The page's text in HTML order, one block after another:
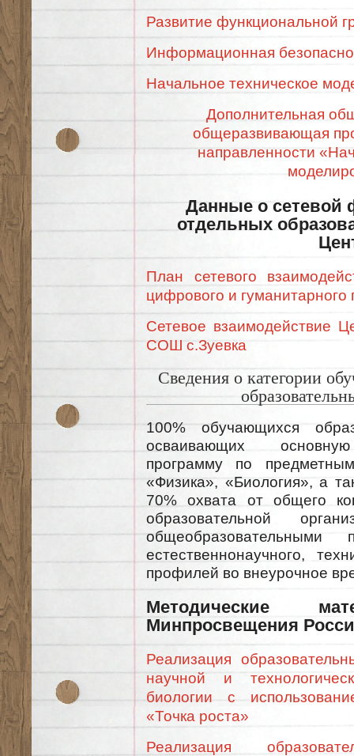
Развитие функциональной
Информационная
Начальное техническое
Дополнительная
общеразвивающая
направленности
Данные о сетевой
отдельных
План сетевого
цифрового и
Сетевое взаимодействие
СОШ с.Зуевка
Сведения о категории
100% обучающихся
осваивающих
программу по
«Физика», «Биология», а
70% охвата от общего
образовательной
общеобразовательными
естественнонаучного,
профилей во внеурочное
Методические
Минпросвещения
Реализация
научной и
биологии с
«Точка роста»
Реализация